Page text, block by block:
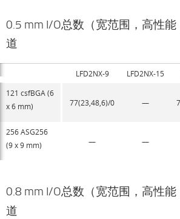
0.5 mm I/O总数（宽范围，高性能
道
LFD2NX-9 LFD2NX-15
121 csfBGA (6
x 6 mm)
77(23,48,6)/0 —
256 ASG256
(9 x 9 mm)
— —
0.8 mm I/O总数（宽范围，高性能
道